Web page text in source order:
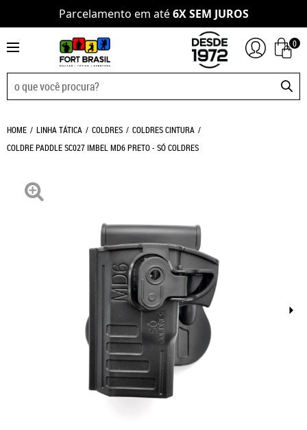
Parcelamento em até6X SEM JUROS
0
HOME LINHA TÁTICA COLDRES
COLDRES CINTURA
COLDRE PADDLE SC027 IMBEL MD6 PRETO - SÓ COLDRES